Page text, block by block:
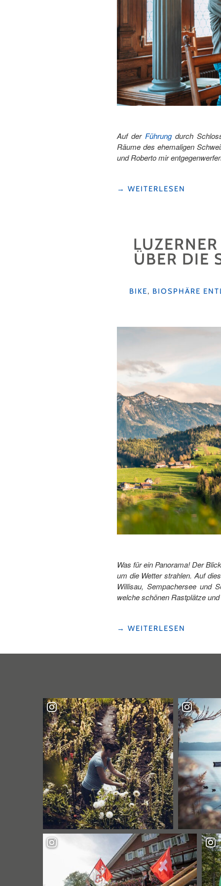
Auf der Führungdurch
Räume des ehemaligen
und Roberto mir
"HOMESTORY
→ WEITERLESEN
ÜBER DIE
KATEGORIEN
BIKE, BIOSPHÄRE
Was für ein Panorama! Der
um die Wetter strahlen. Auf
Willisau, Sempachersee und
welche schönen Rastplätze
"LUZERNER
VELO
ÜBER
DIE
SCHÖNSTEN
HÜGELZÜGE
DER
LUZERNER
LANDREGIONEN"
→ WEITERLESEN